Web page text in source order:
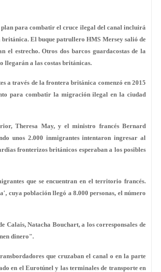
para combatir el cruce ilegal del canal incluirá
británica. El buque patrullero HMS Mersey salió de
el estrecho. Otros dos barcos guardacostas de la
llegarán a las costas británicas.
a través de la frontera británica comenzó en 2015
para combatir la migración ilegal en la ciudad
Theresa May, y el ministro francés Bernard
unos 2.000 inmigrantes intentaron ingresar al
fronterizos británicos esperaban a los posibles
que se encuentran en el territorio francés.
cuya población llegó a 8.000 personas, el número
Calais, Natacha Bouchart, a los corresponsales de
dinero".
que cruzaban el canal o en la parte
en el Eurotúnel y las terminales de transporte en